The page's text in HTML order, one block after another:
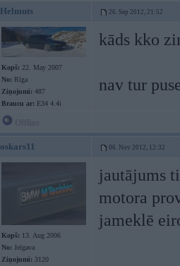
Helmuts 26. Sep 2012, 21:52
Kopš: 22. May 2007
No: Rīga
Ziņojumi: 487
Braucu ar: E34 4.4i
kāds kko
nav tur
oskars11 06. Nov 2012, 12:32
Kopš: 13. Aug 2006
No: Jelgava
Ziņojumi: 3120
jautājums
motora
jameklē